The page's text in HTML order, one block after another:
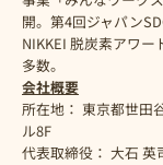
開。第4回ジャパン
NIKKEI 脱炭素アワ
多数。
会社概要
所在地： 東京都世田
ル8F
代表取締役： 大石 英